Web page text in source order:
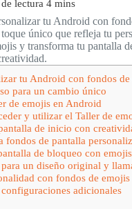
tu Android con
único que refleja tu
y transforma tu pantalla
tu Android con fondos
para un cambio único
de emojis en Android
y utilizar el Taller de
de inicio con
fondos de pantalla
de bloqueo con emojis
para un diseño original y
con fondos de emojis
adicionales